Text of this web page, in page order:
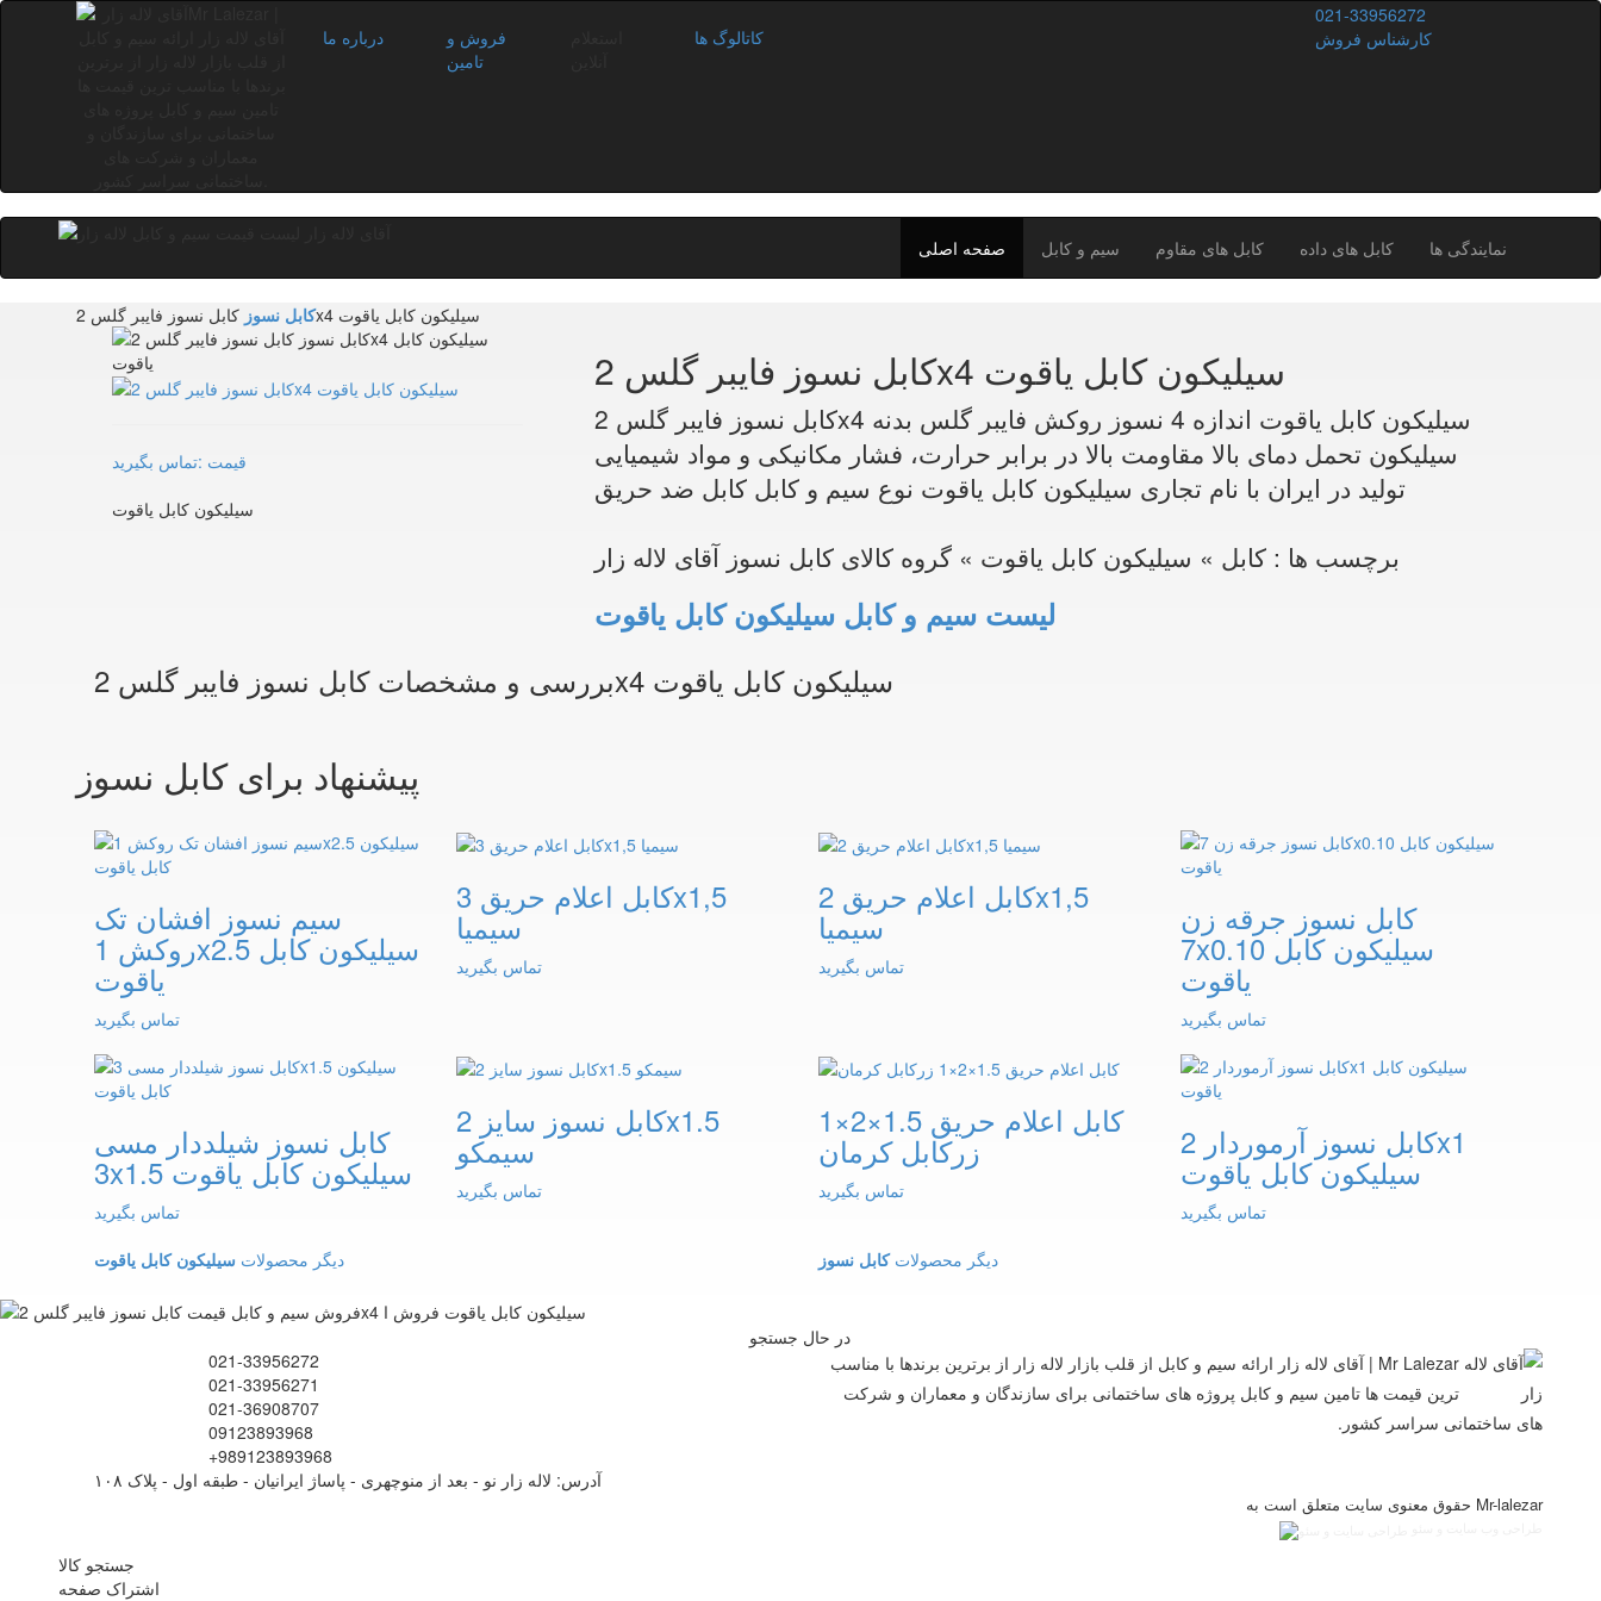
درباره ما
فروش و
تامین
کاتالوگ ها
021-33956272
کارشناس فروش
صفحه اصلی سیم و کابل کابل های مقاوم کابل های داده نمایندگی ها
کابل نسوز کابل نسوز فایبر گلس 2x4 سیلیکون کابل یاقوت
قیمت :تماس بگیرید
سیلیکون کابل یاقوت
کابل نسوز فایبر گلس 2x4 سیلیکون کابل یاقوت
کابل نسوز فایبر گلس 2x4 سیلیکون کابل یاقوت اندازه 4 نسوز روکش فایبر گلس بدنه
سیلیکون تحمل دمای بالا مقاومت بالا در برابر حرارت، فشار مکانیکی و مواد شیمیایی
تولید در ایران با نام تجاری سیلیکون کابل یاقوت نوع سیم و کابل کابل ضد حریق
برچسب ها : کابل » سیلیکون کابل یاقوت » گروه کالای کابل نسوز آقای لاله زار
لیست سیم و کابل سیلیکون کابل یاقوت
بررسی و مشخصات کابل نسوز فایبر گلس 2x4 سیلیکون کابل یاقوت
پیشنهاد برای کابل نسوز
سیم نسوز افشان تک
روکش 1x2.5 سیلیکون کابل
یاقوت
تماس بگیرید
کابل اعلام حریق 3x1,5
سیمیا
تماس بگیرید
کابل اعلام حریق 2x1,5
سیمیا
تماس بگیرید
کابل نسوز جرقه زن
7x0.10 سیلیکون کابل
یاقوت
تماس بگیرید
کابل نسوز شیلددار مسی
3x1.5 سیلیکون کابل یاقوت
تماس بگیرید
کابل نسوز سایز 2x1.5
سیمکو
تماس بگیرید
کابل اعلام حریق 1.5×2×1
زرکابل کرمان
تماس بگیرید
کابل نسوز آرموردار 2x1
سیلیکون کابل یاقوت
تماس بگیرید
دیگر محصولاتسیلیکون کابل یاقوت دیگر محصولاتکابل نسوز
در حال جستجو
021-33956272
021-33956271
021-36908707
09123893968
+989123893968
آدرس: لاله زار نو - بعد از منوچهری - پاساژ ایرانیان - طبقه اول - پلاک ۱۰۸
Mr Lalezar | آقای لاله زار ارائه سیم و کابل از قلب بازار لاله زار از برترین برندها با مناسب
ترین قیمت ها تامین سیم و کابل پروژه های ساختمانی برای سازندگان و معماران و شرکت
های ساختمانی سراسر کشور.
حقوق معنوی سایت متعلق است به Mr-lalezar
جستجو کالا
اشتراک صفحه